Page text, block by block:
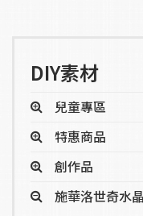
DIY素材
兒童專區
特惠商品
創作品
施華洛世奇水晶